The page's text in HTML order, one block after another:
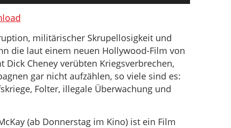
Hoch/Runter
die
Lautstärke
zu
regeln.
militärischer Skrupellosigkeit und
die laut einem neuen Hollywood-Film von
Dick Cheney verübten Kriegsverbrechen,
gar nicht aufzählen, so viele sind es:
Folter, illegale Überwachung und
(ab Donnerstag im Kino) ist ein Film